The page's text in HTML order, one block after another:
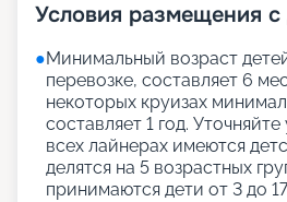
Условия размещения с
●Минимальный возраст
перевозке, составляет 6
некоторых круизах
составляет 1 год.
всех лайнерах имеются
делятся на 5 возрастных
принимаются дети от 3 до